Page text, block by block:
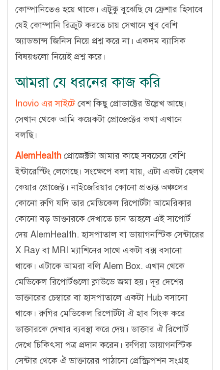
কোম্পানিতেও হয়ে থাকে। এটুকু বুঝেছি যে ফ্রেশার হিসাবে
যেই কোম্পানি রিক্রুট করতে চায় সেখানে খুব বেশি
অ্যাডভান্স জিনিস নিয়ে প্রশ্ন করে না। একদম ব্যাসিক
বিষয়গুলো নিয়েই প্রশ্ন করে।
আমরা যে ধরনের কাজ করি
Inovio এর সাইটেবেশ কিছু প্রোডাক্টের উল্লেখ আছে।
সেখান থেকে আমি কয়েকটা প্রোজেক্টের কথা এখানে
বলছি।
AlemHealth প্রোজেক্টটা আমার কাছে সবচেয়ে বেশি
ইন্টারেস্টিং লেগেছে। সংক্ষেপে বলা যায়, এটা একটা হেলথ
কেয়ার প্রোজেক্ট। নাইজেরিয়ার কোনো প্রত্যন্ত অঞ্চলের
কোনো রুগি যদি তার মেডিকেল রিপোর্টটা আমেরিকার
কোনো বড় ডাক্তারকে দেখাতে চান তাহলে এই সাপোর্ট
দেয় AlemHealth. হাসপাতাল বা ডায়াগনস্টিক সেন্টারের
X Ray বা MRI ম্যাশিনের সাথে একটা বক্স বসানো
থাকে। এটাকে আমরা বলি Alem Box. এখান থেকে
মেডিকেল রিপোর্টগুলো ক্লাউডে জমা হয়। দূর দেশের
ডাক্তারের চেম্বারে বা হাসপাতালে একটা Hub বসানো
থাকে। রুগির মেডিকেল রিপোর্টটা ঐ হাব সিংক করে
ডাক্তারকে দেখার ব্যবস্থা করে দেয়। ডাক্তার ঐ রিপোর্ট
দেখে চিকিৎসা পত্র প্রদান করেন। রুগিরা ডায়াগনস্টিক
সেন্টার থেকে ঐ ডাক্তারের পাঠানো প্রেস্ক্রিপশন সংগ্রহ